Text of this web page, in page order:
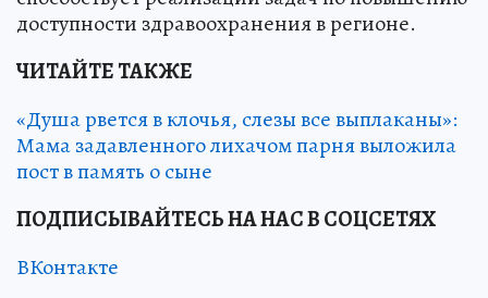
доступности здравоохранения в регионе.
ЧИТАЙТЕ ТАКЖЕ
«Душа рвется в клочья, слезы все выплаканы»:
Мама задавленного лихачом парня выложила
пост в память о сыне
ПОДПИСЫВАЙТЕСЬ НА НАС В СОЦСЕТЯХ
ВКонтакте